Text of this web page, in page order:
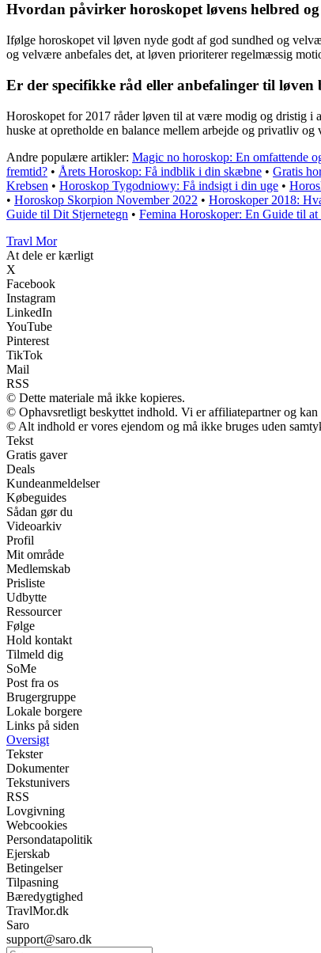
Hvordan påvirker horoskopet løvens helbred
Ifølge horoskopet vil løven nyde godt af god sundhed og
og velvære anbefales det, at løven prioriterer regelmæssig
Er der specifikke råd eller anbefalinger til løven
Horoskopet for 2017 råder løven til at være modig og dristig i
huske at opretholde en balance mellem arbejde og privatliv
Andre populære artikler: Magic no horoskop: En omfattende
fremtid? • Årets Horoskop: Få indblik i din skæbne • Gratis
Krebsen • Horoskop Tygodniowy: Få indsigt i din uge •
• Horoskop Skorpion November 2022 • Horoskoper 2018:
Guide til Dit Stjernetegn • Femina Horoskoper: En Guide til at
Travl Mor
At dele er kærligt
X
Facebook
Instagram
LinkedIn
YouTube
Pinterest
TikTok
Mail
RSS
© Dette materiale må ikke kopieres.
© Ophavsretligt beskyttet indhold. Vi er affiliatepartner og
© Alt indhold er vores ejendom og må ikke bruges uden
Tekst
Gratis gaver
Deals
Kundeanmeldelser
Købeguides
Sådan gør du
Videoarkiv
Profil
Mit område
Medlemskab
Prisliste
Udbytte
Ressourcer
Følge
Hold kontakt
Tilmeld dig
SoMe
Post fra os
Brugergruppe
Lokale borgere
Links på siden
Oversigt
Tekster
Dokumenter
Tekstunivers
RSS
Lovgivning
Webcookies
Persondatapolitik
Ejerskab
Betingelser
Tilpasning
Bæredygtighed
TravlMor.dk
Saro
support@saro.dk